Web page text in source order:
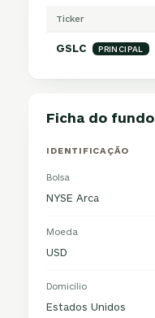
Ticker
GSLC PRINCIPAL
Ficha do fundo
IDENTIFICAÇÃO
Bolsa
NYSE Arca
Moeda
USD
Domicílio
Estados Unidos